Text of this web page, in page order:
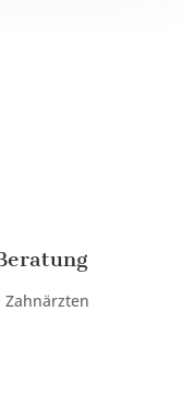
Zahnärzten